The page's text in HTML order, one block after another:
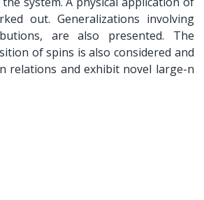
out. Generalizations involving
are also presented. The
of spins is also considered and
relations and exhibit novel large-n